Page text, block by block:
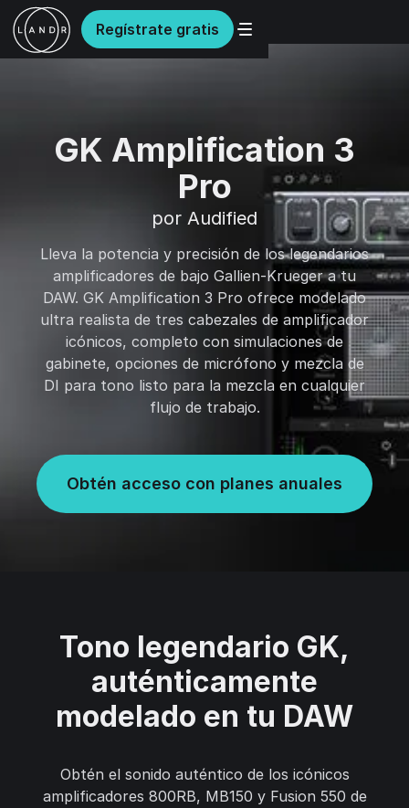
Regístrate gratis
GK Amplification 3
Pro
por Audified
Lleva la potencia y precisión de los legendarios
amplificadores de bajo Gallien-Krueger a tu
DAW. GK Amplification 3 Pro ofrece modelado
ultra realista de tres cabezales de amplificador
icónicos, completo con simulaciones de
gabinete, opciones de micrófono y mezcla de
DI para tono listo para la mezcla en cualquier
flujo de trabajo.
Obtén acceso con planes anuales
Tono legendario GK,
auténticamente
modelado en tu DAW
Obtén el sonido auténtico de los icónicos
amplificadores 800RB, MB150 y Fusion 550 de